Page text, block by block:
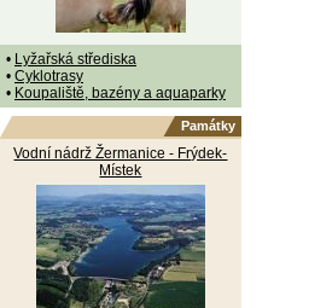
• Lyžařská střediska
• Cyklotrasy
• Koupaliště, bazény a aquaparky
Památky
Vodní nádrž Žermanice - Frýdek-
Místek